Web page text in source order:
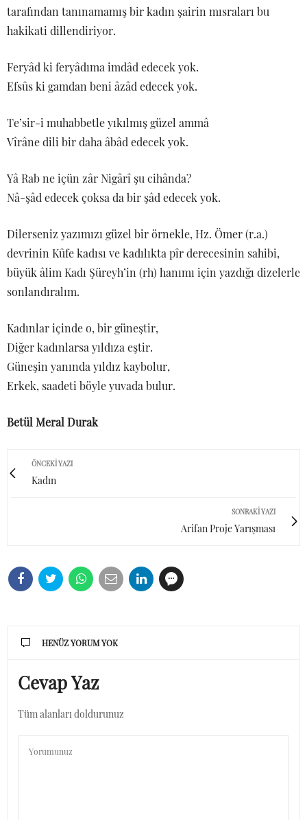
tarafından tanınamamış bir kadın şairin mısraları bu
hakikati dillendiriyor.
Feryâd ki feryâdıma imdâd edecek yok.
Efsûs ki gamdan beni âzâd edecek yok.
Te’sir-i muhabbetle yıkılmış güzel ammâ
Vîrâne dili bir daha âbâd edecek yok.
Yâ Rab ne içün zâr Nigârî şu cihânda?
Nâ-şâd edecek çoksa da bir şâd edecek yok.
Dilerseniz yazımızı güzel bir örnekle, Hz. Ömer (r.a.)
devrinin Kûfe kadısı ve kadılıkta pîr derecesinin sahibi,
büyük âlim Kadı Şüreyh’in (rh) hanımı için yazdığı dizelerle
sonlandıralım.
Kadınlar içinde o, bir güneştir,
Diğer kadınlarsa yıldıza eştir.
Güneşin yanında yıldız kaybolur,
Erkek, saadeti böyle yuvada bulur.
Betül Meral Durak
ÖNCEKI YAZI
Kadın
SONRAKI YAZI
Arifan Proje Yarışması
HENÜZ YORUM YOK
Cevap Yaz
Tüm alanları doldurunuz